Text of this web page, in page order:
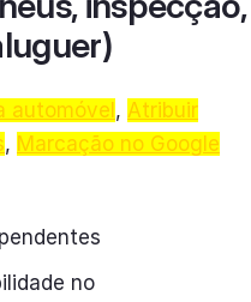
automóvel, Atribuir
, Marcação no Google
no